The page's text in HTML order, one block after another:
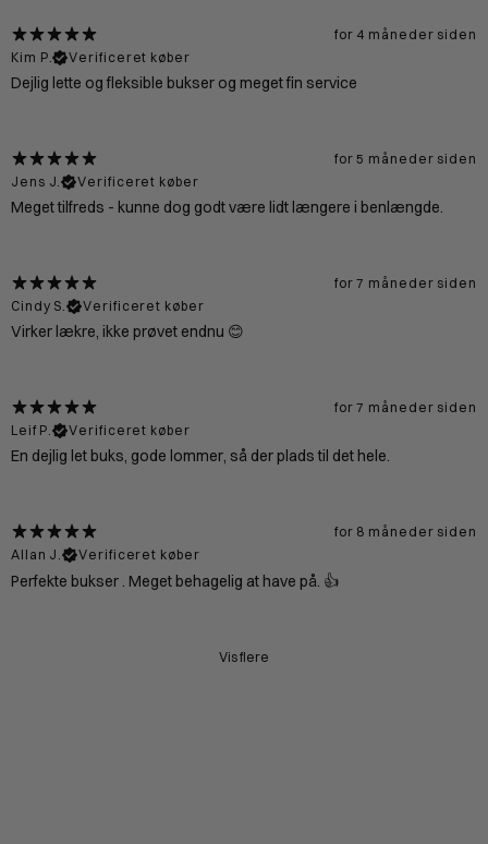
for 4 måneder siden
Kim P.
Verificeret køber
Dejlig lette og fleksible bukser og meget fin service
for 5 måneder siden
Jens J.
Verificeret køber
Meget tilfreds - kunne dog godt være lidt længere i benlængde.
for 7 måneder siden
Cindy S.
Verificeret køber
Virker lækre, ikke prøvet endnu 😊
for 7 måneder siden
Leif P.
Verificeret køber
En dejlig let buks, gode lommer, så der plads til det hele.
for 8 måneder siden
Allan J.
Verificeret køber
Perfekte bukser . Meget behagelig at have på. 👍
Vis flere